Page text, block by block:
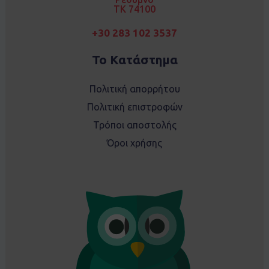
TK 74100
+30 283 102 3537
Το Κατάστημα
Πολιτική απορρήτου
Πολιτική επιστροφών
Τρόποι αποστολής
Όροι χρήσης